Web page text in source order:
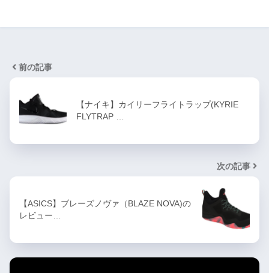
前の記事
【ナイキ】カイリーフライトラップ(KYRIE
FLYTRAP …
次の記事
【ASICS】ブレーズノヴァ（BLAZE NOVA)の
レビュー…